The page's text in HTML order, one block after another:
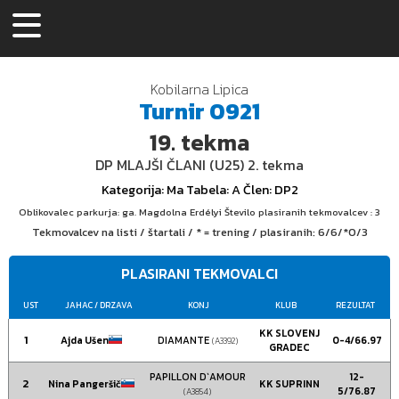
Kobilarna Lipica
Turnir0921
19. tekma
DP MLAJŠI ČLANI (U25) 2. tekma
Kategorija: MaTabela: AČlen: DP2
Oblikovalec parkurja: ga. Magdolna Erdélyi Število plasiranih tekmovalcev : 3
Tekmovalcev na listi / štartali / * = trening / plasiranih: 6/6/*0/3
PLASIRANI TEKMOVALCI
UST JAHAC/ DRZAVA KONJ KLUB REZULTAT
1 Ajda Ušen DIAMANTE (A3392)
KK SLOVENJ
GRADEC
0-4/66.97
2 Nina Pangeršič PAPILLON D`AMOUR
(A3854)
KK SUPRINN
12-
5/76.87